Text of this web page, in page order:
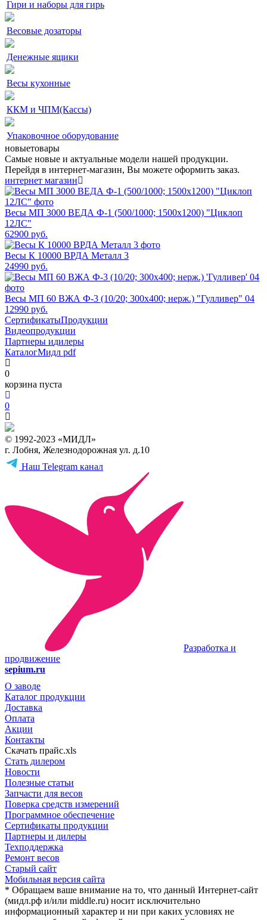
Гири и наборы для гирь
Весовые дозаторы
Денежные ящики
Весы кухонные
ККМ и ЧПМ(Кассы)
Упаковочное оборудование
новыетовары
Самые новые и актуальные модели нашей продукции.
Перейдя в интернет-магазин, Вы можете оформить заказ.
интернет магазин
Весы МП 3000 ВЕДА Ф-1 (500/1000; 1500х1200) "Циклоп
12ЛС"
62900 руб.
Весы К 10000 ВРДА Металл 3
24990 руб.
Весы МП 60 ВЖА Ф-3 (10/20; 300х400; нерж.) "Гулливер" 04
12990 руб.
СертификатыПродукции
Видеопродукции
Партнеры идилеры
КаталогМидл pdf
0
корзина пуста
0
© 1992-2023 «МИДЛ»
г. Лобня, Железнодорожная ул. д.10
Наш Telegram канал
Разработка и
продвижение
sepium.ru
О заводе
Каталог продукции
Доставка
Оплата
Акции
Контакты
Скачать прайс.xls
Стать дилером
Новости
Полезные статьи
Запчасти для весов
Поверка средств измерений
Программное обеспечение
Сертификаты продукции
Партнеры и дилеры
Техподдержка
Ремонт весов
Старый сайт
Мобильная версия сайта
* Обращаем ваше внимание на то, что данный Интернет-сайт
(мидл.рф и/или middle.ru) носит исключительно
информационный характер и ни при каких условиях не